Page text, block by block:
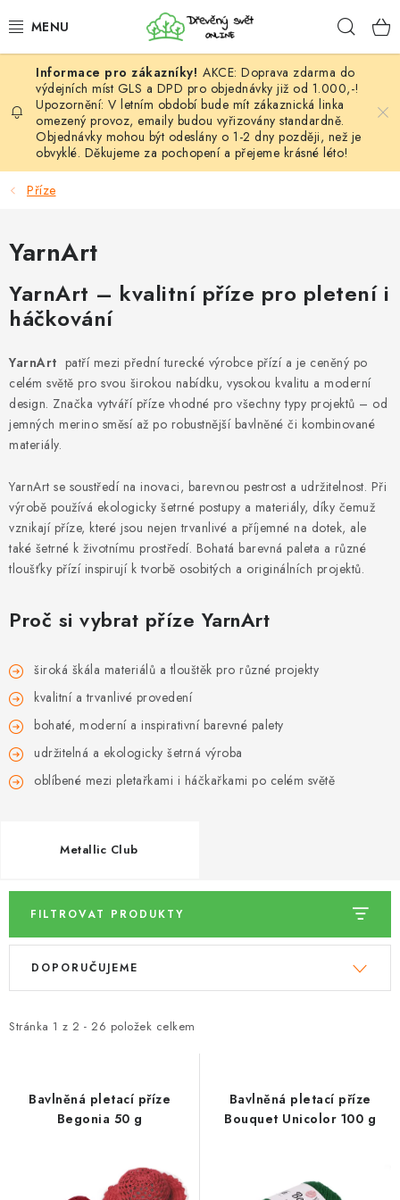
na
HÁČKOVÁNÍ
VYPLÉTÁNÍ
PŘÍZE
DOPLŇKY
TVOŘENÍ
GALANTERIE A LÁTKY
DÁRKY
VELKOOBCHOD
Doprava a platba Vrácení zboží a reklamace
Časté otázky
Kontakt
Moje objednávka
Obchodní podmínky
Ochrana osobních údajů
Hodnocení obchodu
Oblíbené produkty
Věrnostní program
AKCE: Doprava zdarma do
výdejních míst GLS a DPD pro objednávky již od 1.000,-!
Upozornění: V letním období bude mít zákaznická linka
omezený provoz, emaily budou vyřizovány standardně.
Objednávky mohou být odeslány o 1-2 dny později, než je
obvyklé. Děkujeme za pochopení a přejeme krásné léto!
Příze
YarnArt
YarnArt – kvalitní příze pro pletení i
háčkování
YarnArt patří mezi přední turecké výrobce přízí a je ceněný po
celém světě pro svou širokou nabídku, vysokou kvalitu a moderní
design. Značka vytváří příze vhodné pro všechny typy projektů – od
jemných merino směsí až po robustnější bavlněné či kombinované
materiály.
YarnArt se soustředí na inovaci, barevnou pestrost a udržitelnost. Při
výrobě používá ekologicky šetrné postupy a materiály, díky čemuž
vznikají příze, které jsou nejen trvanlivé a příjemné na dotek, ale
také šetrné k životnímu prostředí. Bohatá barevná paleta a různé
tloušťky přízí inspirují k tvorbě osobitých a originálních projektů.
Proč si vybrat příze YarnArt
široká škála materiálů a tlouštěk pro různé projekty
kvalitní a trvanlivé provedení
bohaté, moderní a inspirativní barevné palety
udržitelná a ekologicky šetrná výroba
oblíbené mezi pletařkami i háčkařkami po celém světě
Metallic Club
FILTROVAT PRODUKTY
V
i
Stránka 1 z 2 - 26 položek celkem
Ř
e
DOPORUČUJEME
Bavlněná pletací příze
Begonia 50 g
Bavlněná pletací příze
Bouquet Unicolor 100 g